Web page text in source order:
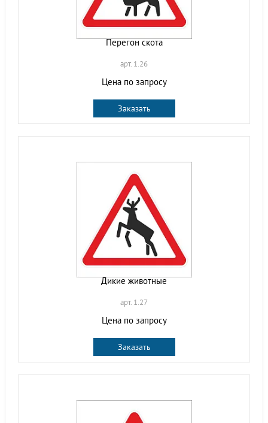
Перегон скота
арт. 1.26
Цена по запросу
Заказать
Дикие животные
арт. 1.27
Цена по запросу
Заказать